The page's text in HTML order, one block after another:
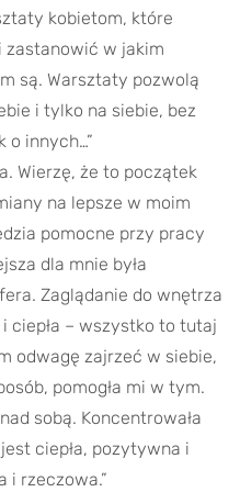
kobietom, które
zastanowić w jakim
są. Warsztaty pozwolą
i tylko na siebie, bez
o innych…”
Wierzę, że to początek
na lepsze w moim
pomocne przy pracy
dla mnie była
Zaglądanie do wnętrza
ciepła – wszystko to tutaj
odwagę zajrzeć w siebie,
pomogła mi w tym.
sobą. Koncentrowała
ciepła, pozytywna i
i rzeczowa.”